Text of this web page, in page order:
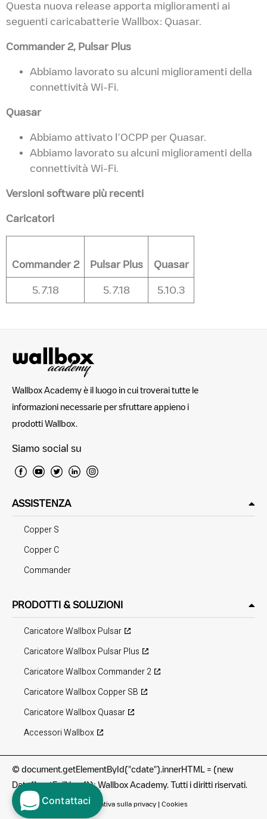
Questa nuova release apporta miglioramenti ai
seguenti caricabatterie Wallbox: Quasar.
Commander 2, Pulsar Plus
Abbiamo lavorato su alcuni miglioramenti della
connettività Wi-Fi.
Quasar
Abbiamo attivato l’OCPP per Quasar.
Abbiamo lavorato su alcuni miglioramenti della
connettività Wi-Fi.
Versioni software più recenti
Caricatori
Commander 2 Pulsar Plus Quasar
5.7.18 5.7.18 5.10.3
Wallbox Academy è il luogo in cui troverai tutte le
informazioni necessarie per sfruttare appieno i
prodotti Wallbox.
Siamo social su
ASSISTENZA
Copper S
Copper C
Commander
PRODOTTI & SOLUZIONI
Caricatore Wallbox Pulsar
Caricatore Wallbox Pulsar Plus
Caricatore Wallbox Commander 2
Caricatore Wallbox Copper SB
Caricatore Wallbox Quasar
Accessori Wallbox
© document.getElementById("cdate").innerHTML = (new
Date().getFullYear()); Wallbox Academy. Tutti i diritti riservati.
Termini di utilizzo|Informativa sulla privacy | Cookies
Contattaci